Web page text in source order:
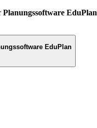
Planungssoftware EduPlan
EduPlan